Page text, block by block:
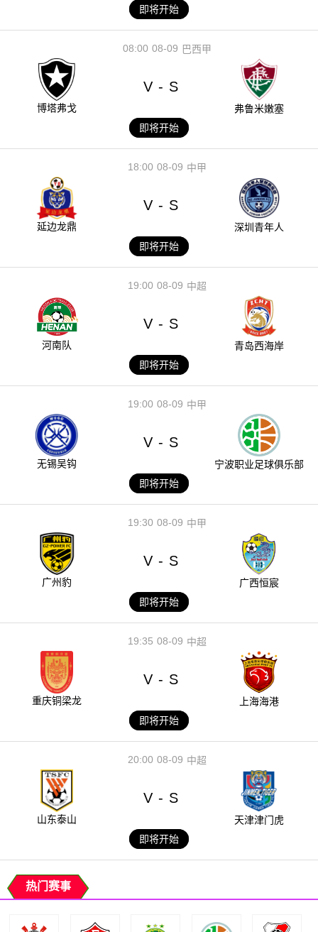
即将开始
08-09
08:00 巴西甲
博塔弗戈
V - S
弗鲁米嫩塞
即将开始
08-09
18:00 中甲
延边龙鼎
V - S
深圳青年人
即将开始
08-09
19:00 中超
河南队
V - S
青岛西海岸
即将开始
08-09
19:00 中甲
无锡吴钩
V - S
宁波职业足球俱乐部
即将开始
08-09
19:30 中甲
广州豹
V - S
广西恒宸
即将开始
08-09
19:35 中超
重庆铜梁龙
V - S
上海海港
即将开始
08-09
20:00 中超
山东泰山
V - S
天津津门虎
即将开始
热门赛事